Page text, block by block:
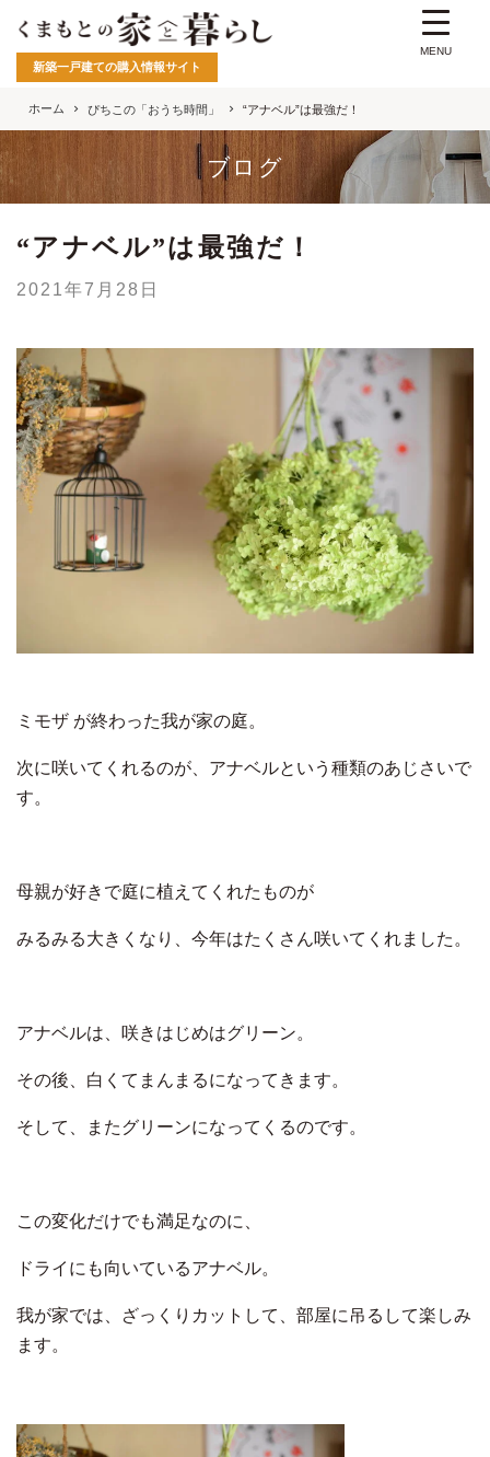
新築一戸建ての購入情報サイト
ホーム ぴちこの「おうち時間」 “アナベル”は最強だ！
ブログ
“アナベル”は最強だ！
2021年7月28日
ミモザ が終わった我が家の庭。
次に咲いてくれるのが、アナベルという種類のあじさいで
す。
母親が好きで庭に植えてくれたものが
みるみる大きくなり、今年はたくさん咲いてくれました。
アナベルは、咲きはじめはグリーン。
その後、白くてまんまるになってきます。
そして、またグリーンになってくるのです。
この変化だけでも満足なのに、
ドライにも向いているアナベル。
我が家では、ざっくりカットして、部屋に吊るして楽しみ
ます。
MENU